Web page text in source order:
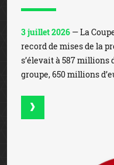
3 juillet 2026 — La
record de mises de la
s’élevait à 587 millions
groupe, 650 millions